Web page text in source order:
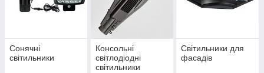
Сонячні
світильники
Консольні
світлодіодні
світильники
Світильники для
фасадів